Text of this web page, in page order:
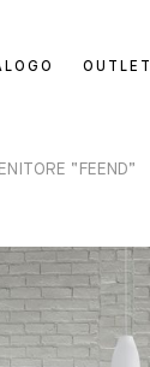
OUTLET
“FEEND”